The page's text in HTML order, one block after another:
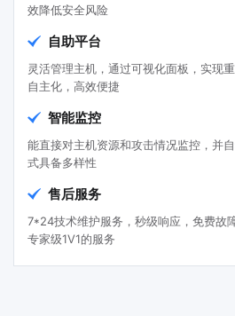
效降低安全风险
自助平台
灵活管理主机，通过可视化面板，实现
自主化，高效便捷
智能监控
能直接对主机资源和攻击情况监控，并
式具备多样性
售后服务
7*24技术维护服务，秒级响应，免费故
专家级1V1的服务